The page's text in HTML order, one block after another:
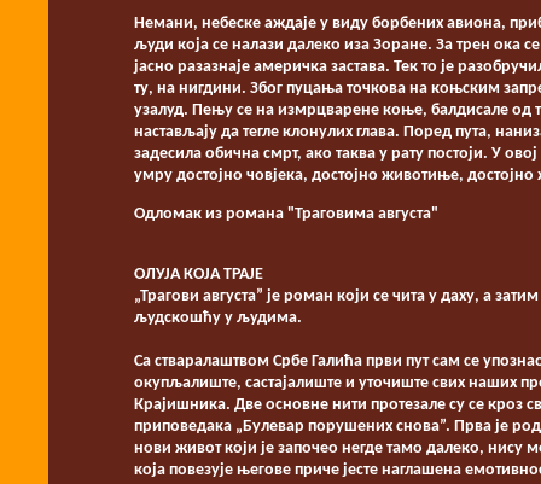
Немани, небеске аждаје у виду борбених авиона,
људи која се налази далеко иза Зоране. За трен ока
јасно разазнаје америчка застава. Тек то је
ту, на нигдини. Због пуцања точкова на коњским
узалуд. Пењу се на измрцварене коње, балдисале од
настављају да тегле клонулих глава. Поред пута,
задесила обична смрт, ако таква у рату постоји. У
умру достојно човјека, достојно животиње,
Одломак из романа "Траговима августа"
ОЛУЈА КОЈА ТРАЈЕ
„Трагови августа” је роман који се чита у даху, а
људскошћу у људима.
Са стваралаштвом Србе Галића први пут сам се
окупљалиште, састајалиште и уточиште свих наших
Крајишника. Две основне нити протезале су се кроз
приповедака „Булевар порушених снова”. Прва је
нови живот који је започео негде тамо далеко, нису
која повезује његове приче јесте наглашена